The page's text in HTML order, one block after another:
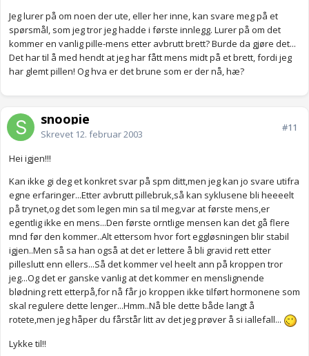
Jeg lurer på om noen der ute, eller her inne, kan svare meg på et
spørsmål, som jeg tror jeg hadde i første innlegg. Lurer på om det
kommer en vanlig pille-mens etter avbrutt brett? Burde da gjøre det...
Det har til å med hendt at jeg har fått mens midt på et brett, fordi jeg
har glemt pillen! Og hva er det brune som er der nå, hæ?
snoopie
Skrevet 12. februar 2003
#11
Hei igjen!!!
Kan ikke gi deg et konkret svar på spm ditt,men jeg kan jo svare utifra
egne erfaringer...Etter avbrutt pillebruk,så kan syklusene bli heeeelt
på trynet,og det som legen min sa til meg,var at første mens,er
egentlig ikke en mens...Den første orntlige mensen kan det gå flere
mnd før den kommer..Alt ettersom hvor fort eggløsningen blir stabil
igjen..Men så sa han også at det er lettere å bli gravid rett etter
pilleslutt enn ellers...Så det kommer vel heelt ann på kroppen tror
jeg...Og det er ganske vanlig at det kommer en menslignende
blødning rett etterpå,for nå får jo kroppen ikke tilført hormonene som
skal regulere dette lenger...Hmm..Nå ble dette både langt å
rotete,men jeg håper du fårstår litt av det jeg prøver å si iallefall...
Lykke til!!